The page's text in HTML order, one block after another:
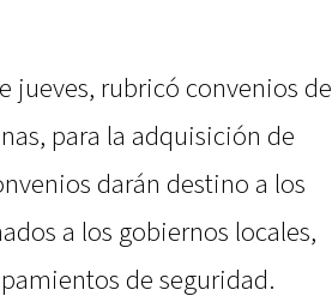
jueves, rubricó convenios de
para la adquisición de
darán destino a los
a los gobiernos locales,
de seguridad.